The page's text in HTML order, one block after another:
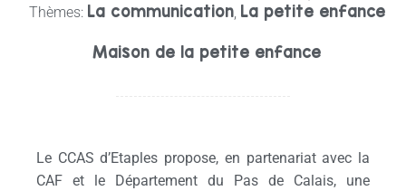
Thèmes: La communication, La petite enfance
Maison de la petite enfance
Le CCAS d’Etaples propose, en partenariat avec la
CAF et le Département du Pas de Calais, une